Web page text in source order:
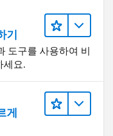
기
도구를 사용하여 비
세요.
게